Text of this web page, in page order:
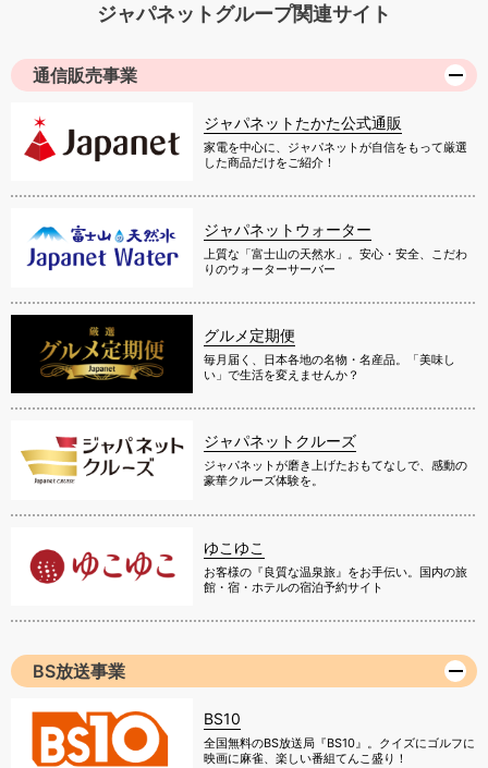
ジャパネットグループ関連サイト
通信販売事業
ジャパネットたかた公式通販
家電を中心に、ジャパネットが自信をもって厳選
した商品だけをご紹介！
ジャパネットウォーター
上質な「富士山の天然水」。安心・安全、こだわ
りのウォーターサーバー
グルメ定期便
毎月届く、日本各地の名物・名産品。「美味し
い」で生活を変えませんか？
ジャパネットクルーズ
ジャパネットが磨き上げたおもてなしで、感動の
豪華クルーズ体験を。
ゆこゆこ
お客様の『良質な温泉旅』をお手伝い。国内の旅
館・宿・ホテルの宿泊予約サイト
BS放送事業
BS10
全国無料のBS放送局『BS10』。クイズにゴルフに
映画に麻雀、楽しい番組てんこ盛り！